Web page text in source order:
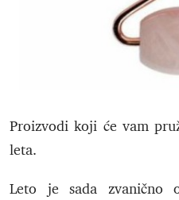
Proizvodi koji će vam
leta.
Leto je sada zvanično